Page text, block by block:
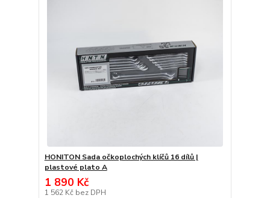
HONITON Sada očkoplochých klíčů 16 dílů |
plastové plato A
1 890 Kč
1 562 Kč bez DPH